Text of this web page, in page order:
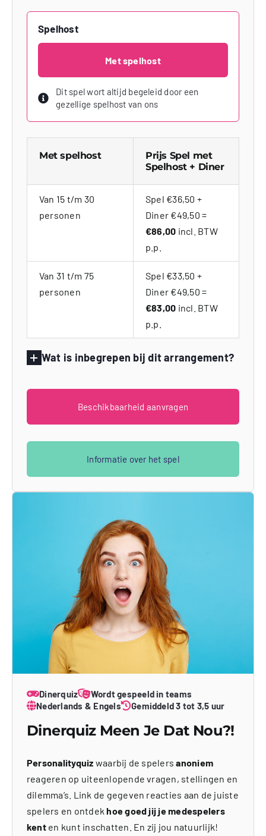
Spelhost
Met spelhost
Dit spel wort altijd begeleid door een
gezellige spelhost van ons
Met spelhost
Prijs Spel met
Spelhost + Diner
Van 15 t/m 30
personen
Spel €36,50 +
Diner €49,50 =
€86,00 incl. BTW
p.p.
Van 31 t/m 75
personen
Spel €33,50 +
Diner €49,50 =
€83,00 incl. BTW
p.p.
Wat is inbegrepen bij dit arrangement?
Beschikbaarheid aanvragen
Informatie over het spel
Dinerquiz
Wordt gespeeld in teams
Nederlands & Engels
Gemiddeld 3 tot 3,5 uur
Dinerquiz Meen Je Dat Nou?!
Personalityquiz waarbij de spelersanoniem
reageren op uiteenlopende vragen, stellingen en
dilemma’s. Link de gegeven reacties aan de juiste
spelers en ontdekhoe goed jij je medespelers
kenten kunt inschatten. En zij jou natuurlijk!